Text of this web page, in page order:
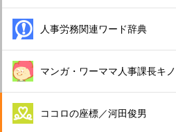
人事労務関連ワード辞典
マンガ・ワーママ人事課長キ
ココロの座標／河田俊男